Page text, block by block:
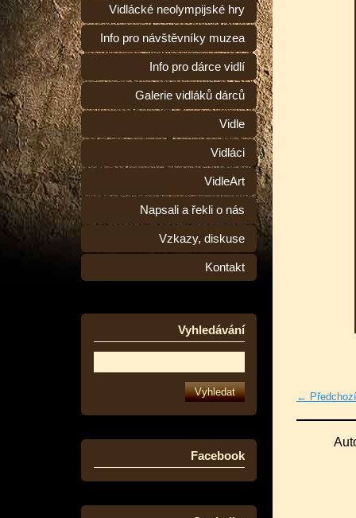
Vidlácké neolympijské hry
Info pro návštěvníky muzea
Info pro dárce vidlí
Galerie vidláků dárců
Vidle
Vidláci
VidleArt
Napsali a řekli o nás
Vzkazy, diskuse
Kontakt
Vyhledávání
Facebook
← Předchozí